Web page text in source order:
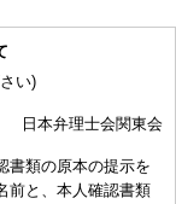
法的責任を負うもの
出願等の相談事案を
となります。また、
い)
日本弁理士会関東会
書類の原本の提示を
前と、本人確認書類